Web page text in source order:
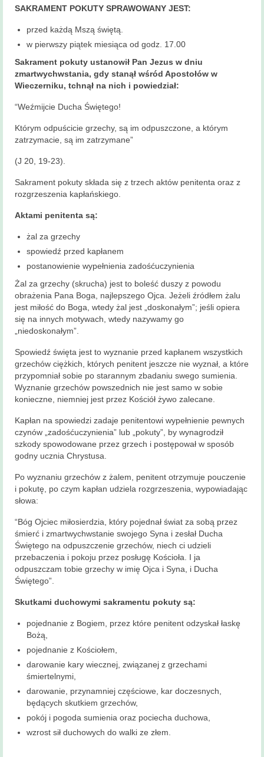
Kontakt
KAMERA
SAKRAMENT POKUTY SPRAWOWANY JEST:
przed każdą Mszą świętą.
w pierwszy piątek miesiąca od godz. 17.00
Sakrament pokuty ustanowił Pan Jezus w dniu
zmartwychwstania, gdy stanął wśród Apostołów w
Wieczerniku, tchnął na nich i powiedział:
“Weźmijcie Ducha Świętego!
Którym odpuścicie grzechy, są im odpuszczone, a którym
zatrzymacie, są im zatrzymane”
(J 20, 19-23).
Sakrament pokuty składa się z trzech aktów penitenta oraz z
rozgrzeszenia kapłańskiego.
Aktami penitenta są:
żal za grzechy
spowiedź przed kapłanem
postanowienie wypełnienia zadośćuczynienia
Żal za grzechy (skrucha) jest to boleść duszy z powodu
obrażenia Pana Boga, najlepszego Ojca. Jeżeli źródłem żalu
jest miłość do Boga, wtedy żal jest „doskonałym”; jeśli opiera
się na innych motywach, wtedy nazywamy go
„niedoskonałym”.
Spowiedź święta jest to wyznanie przed kapłanem wszystkich
grzechów ciężkich, których penitent jeszcze nie wyznał, a które
przypomniał sobie po starannym zbadaniu swego sumienia.
Wyznanie grzechów powszednich nie jest samo w sobie
konieczne, niemniej jest przez Kościół żywo zalecane.
Kapłan na spowiedzi zadaje penitentowi wypełnienie pewnych
czynów „zadośćuczynienia” lub „pokuty”, by wynagrodził
szkody spowodowane przez grzech i postępował w sposób
godny ucznia Chrystusa.
Po wyznaniu grzechów z żalem, penitent otrzymuje pouczenie
i pokutę, po czym kapłan udziela rozgrzeszenia, wypowiadając
słowa:
“Bóg Ojciec miłosierdzia, który pojednał świat za sobą przez
śmierć i zmartwychwstanie swojego Syna i zesłał Ducha
Świętego na odpuszczenie grzechów, niech ci udzieli
przebaczenia i pokoju przez posługę Kościoła. I ja
odpuszczam tobie grzechy w imię Ojca i Syna, i Ducha
Świętego”.
Skutkami duchowymi sakramentu pokuty są:
pojednanie z Bogiem, przez które penitent odzyskał łaskę
Bożą,
pojednanie z Kościołem,
darowanie kary wiecznej, związanej z grzechami
śmiertelnymi,
darowanie, przynamniej częściowe, kar doczesnych,
będących skutkiem grzechów,
pokój i pogoda sumienia oraz pociecha duchowa,
wzrost sił duchowych do walki ze złem.